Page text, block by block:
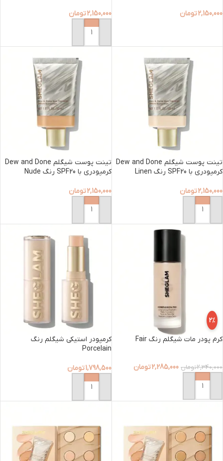
2,150,000تومان 2,150,000تومان
افزودن به سبد خرید
تینت پوست شیگلم Dew and Done
کرمپودری با SPF20 رنگ Linen
2,150,000تومان
افزودن به سبد خرید
تینت پوست شیگلم Dew and Done
کرمپودری با SPF20 رنگ Nude
2,150,000تومان
افزودن به سبد خرید
2%
کرم پودر مات شیگلم رنگ Fair
2,340,000تومان 2,285,000تومان
افزودن به سبد خرید
کرمپودر استیکی شیگلم رنگ
Porcelain
1,798,500تومان
افزودن به سبد خرید